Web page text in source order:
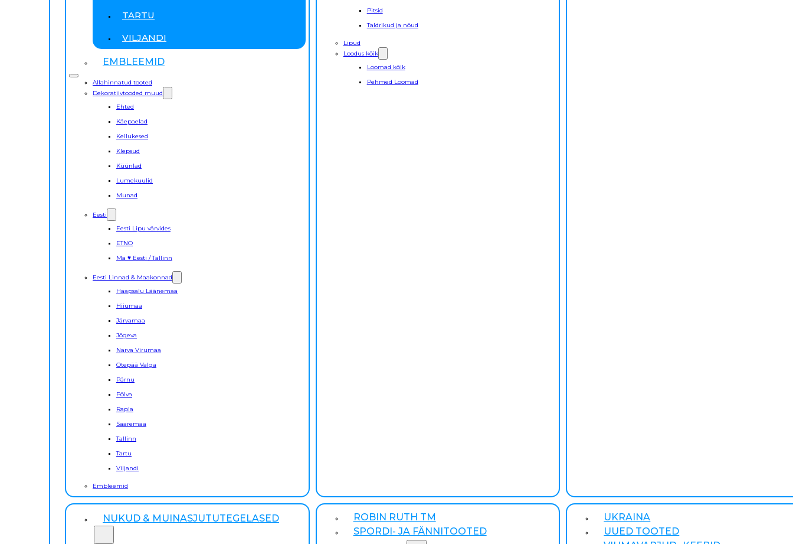
TARTU
VILJANDI
EMBLEEMID
Allahinnatud tooted
Dekoratiivtooded muud
Ehted
Käepaelad
Kellukesed
Klepsud
Küünlad
Lumekuulid
Munad
Eesti
Eesti Lipu värvides
ETNO
Ma ♥ Eesti / Tallinn
Eesti Linnad & Maakonnad
Haapsalu Läänemaa
Hiiumaa
Järvamaa
Jõgeva
Narva Virumaa
Otepää Valga
Pärnu
Põlva
Rapla
Saaremaa
Tallinn
Tartu
Viljandi
Embleemid
Pitsid
Taldrikud ja nõud
Lipud
Loodus kõik
Loomad kõik
Pehmed Loomad
NUKUD & MUINASJUTUTEGELASED
ROBIN RUTH TM
SPORDI- JA FÄNNITOOTED
UKRAINA
UUED TOOTED